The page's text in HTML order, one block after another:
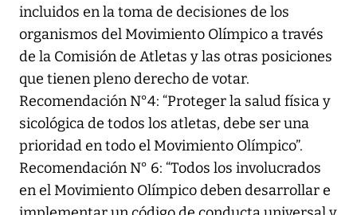
incluidos en la toma de decisiones de los
organismos del Movimiento Olímpico a través
de la Comisión de Atletas y las otras posiciones
que tienen pleno derecho de votar.
Recomendación N°4: “Proteger la salud física y
sicológica de todos los atletas, debe ser una
prioridad en todo el Movimiento Olímpico”.
Recomendación N° 6: “Todos los involucrados
en el Movimiento Olímpico deben desarrollar e